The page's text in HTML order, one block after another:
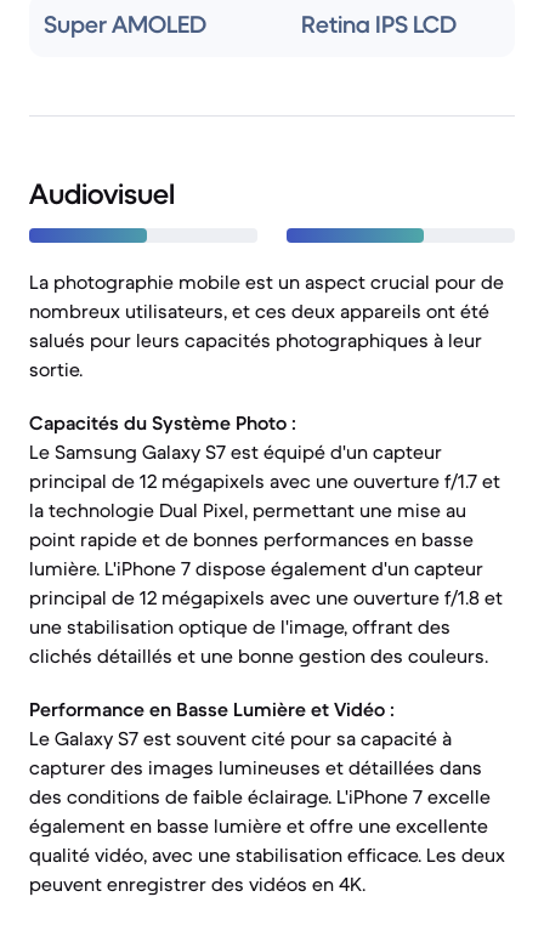
Super AMOLED Retina IPS LCD
Audiovisuel
La photographie mobile est un aspect crucial pour de
nombreux utilisateurs, et ces deux appareils ont été
salués pour leurs capacités photographiques à leur
sortie.
Capacités du Système Photo :
Le Samsung Galaxy S7 est équipé d'un capteur
principal de 12 mégapixels avec une ouverture f/1.7 et
la technologie Dual Pixel, permettant une mise au
point rapide et de bonnes performances en basse
lumière. L'iPhone 7 dispose également d'un capteur
principal de 12 mégapixels avec une ouverture f/1.8 et
une stabilisation optique de l'image, offrant des
clichés détaillés et une bonne gestion des couleurs.
Performance en Basse Lumière et Vidéo :
Le Galaxy S7 est souvent cité pour sa capacité à
capturer des images lumineuses et détaillées dans
des conditions de faible éclairage. L'iPhone 7 excelle
également en basse lumière et offre une excellente
qualité vidéo, avec une stabilisation efficace. Les deux
peuvent enregistrer des vidéos en 4K.